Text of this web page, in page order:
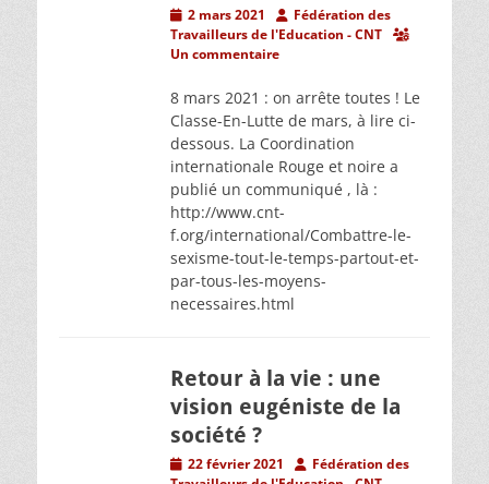
Posted
on
2 mars 2021 AuthorFédération des
Travailleurs de l'Education - CNT
Un commentaire
8 mars 2021 : on arrête toutes ! Le
Classe-En-Lutte de mars, à lire ci-
dessous. La Coordination
internationale Rouge et noire a
publié un communiqué , là :
http://www.cnt-
f.org/international/Combattre-le-
sexisme-tout-le-temps-partout-et-
par-tous-les-moyens-
necessaires.html
Retour à la vie : une
vision eugéniste de la
société ?
Posted
22 février 2021 AuthorFédération des